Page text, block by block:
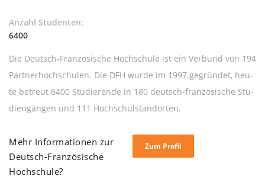
Anzahl Studenten:
6400
Die Deutsch-Fran­zö­si­sche Hoch­schu­le ist ein Ver­bund von 194
Part­ner­hoch­schu­len. Die DFH wur­de im 1997 ge­grün­det, heu­
te be­treut 6400 Stu­die­ren­de in 180 deutsch-fran­zö­si­sche Stu­
di­en­gän­gen und 111 Hoch­schul­stand­or­ten.
Mehr Informationen zur
Deutsch-Französische
Hochschule?
Zum Profil